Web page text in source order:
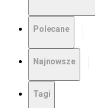
Polecane
Najnowsze
Tagi